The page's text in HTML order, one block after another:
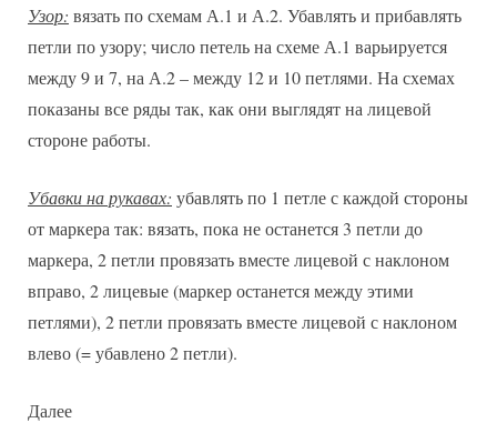
Узор: вязать по схемам А.1 и А.2. Убавлять и прибавлять
петли по узору; число петель на схеме А.1 варьируется
между 9 и 7, на А.2 – между 12 и 10 петлями. На схемах
показаны все ряды так, как они выглядят на лицевой
стороне работы.
Убавки на рукавах: убавлять по 1 петле с каждой стороны
от маркера так: вязать, пока не останется 3 петли до
маркера, 2 петли провязать вместе лицевой с наклоном
вправо, 2 лицевые (маркер останется между этими
петлями), 2 петли провязать вместе лицевой с наклоном
влево (= убавлено 2 петли).
Далее